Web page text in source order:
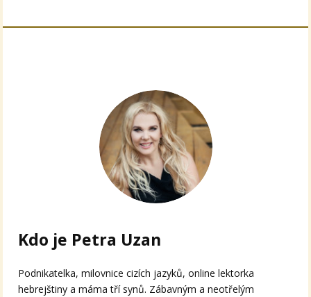
Kdo je Petra Uzan
Podnikatelka, milovnice cizích jazyků, online lektorka
hebrejštiny a máma tří synů. Zábavným a neotřelým